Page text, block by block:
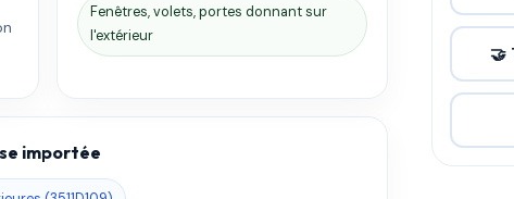
Fenêtres, volets, portes donnant sur
l'extérieur
importée
🤝